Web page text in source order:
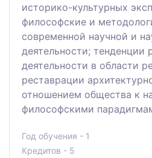
историко-культурных
философские и
современной научной и
деятельности; тенденции
деятельности в области
реставрации
отношением общества к
философскими
Год обучения - 1
Кредитов - 5